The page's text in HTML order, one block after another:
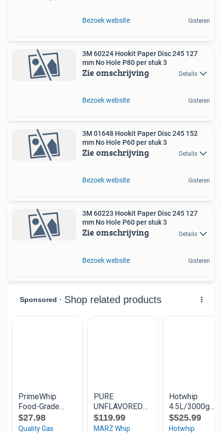
Bezoek website Gisteren
3M 60224 Hookit Paper Disc 245 127
mm No Hole P80 per stuk 3
Zie omschrijving Details
Bezoek website Gisteren
3M 01648 Hookit Paper Disc 245 152
mm No Hole P60 per stuk 3
Zie omschrijving Details
Bezoek website Gisteren
3M 60223 Hookit Paper Disc 245 127
mm No Hole P60 per stuk 3
Zie omschrijving Details
Bezoek website Gisteren